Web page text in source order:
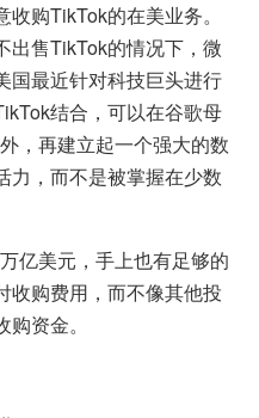
购TikTok的在美业务。
出售TikTok的情况下，微
国最近针对科技巨头进行
结合，可以在谷歌母
，再建立起一个强大的数
力，而不是被掌握在少数
亿美元，手上也有足够的
收购费用，而不像其他投
资金。